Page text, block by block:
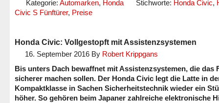
Kategorie: Automarken, Honda Stichworte: Honda Civic,
Civic S Fünftürer, Preise
Honda Civic: Vollgestopft mit Assistenzsystemen
16. September 2016 By Robert Krippgans
Bis unters Dach bewaffnet mit Assistenzsystemen, die das
sicherer machen sollen. Der Honda Civic legt die Latte in
Kompaktklasse in Sachen Sicherheitstechnik wieder ein
höher. So gehören beim Japaner zahlreiche elektronische